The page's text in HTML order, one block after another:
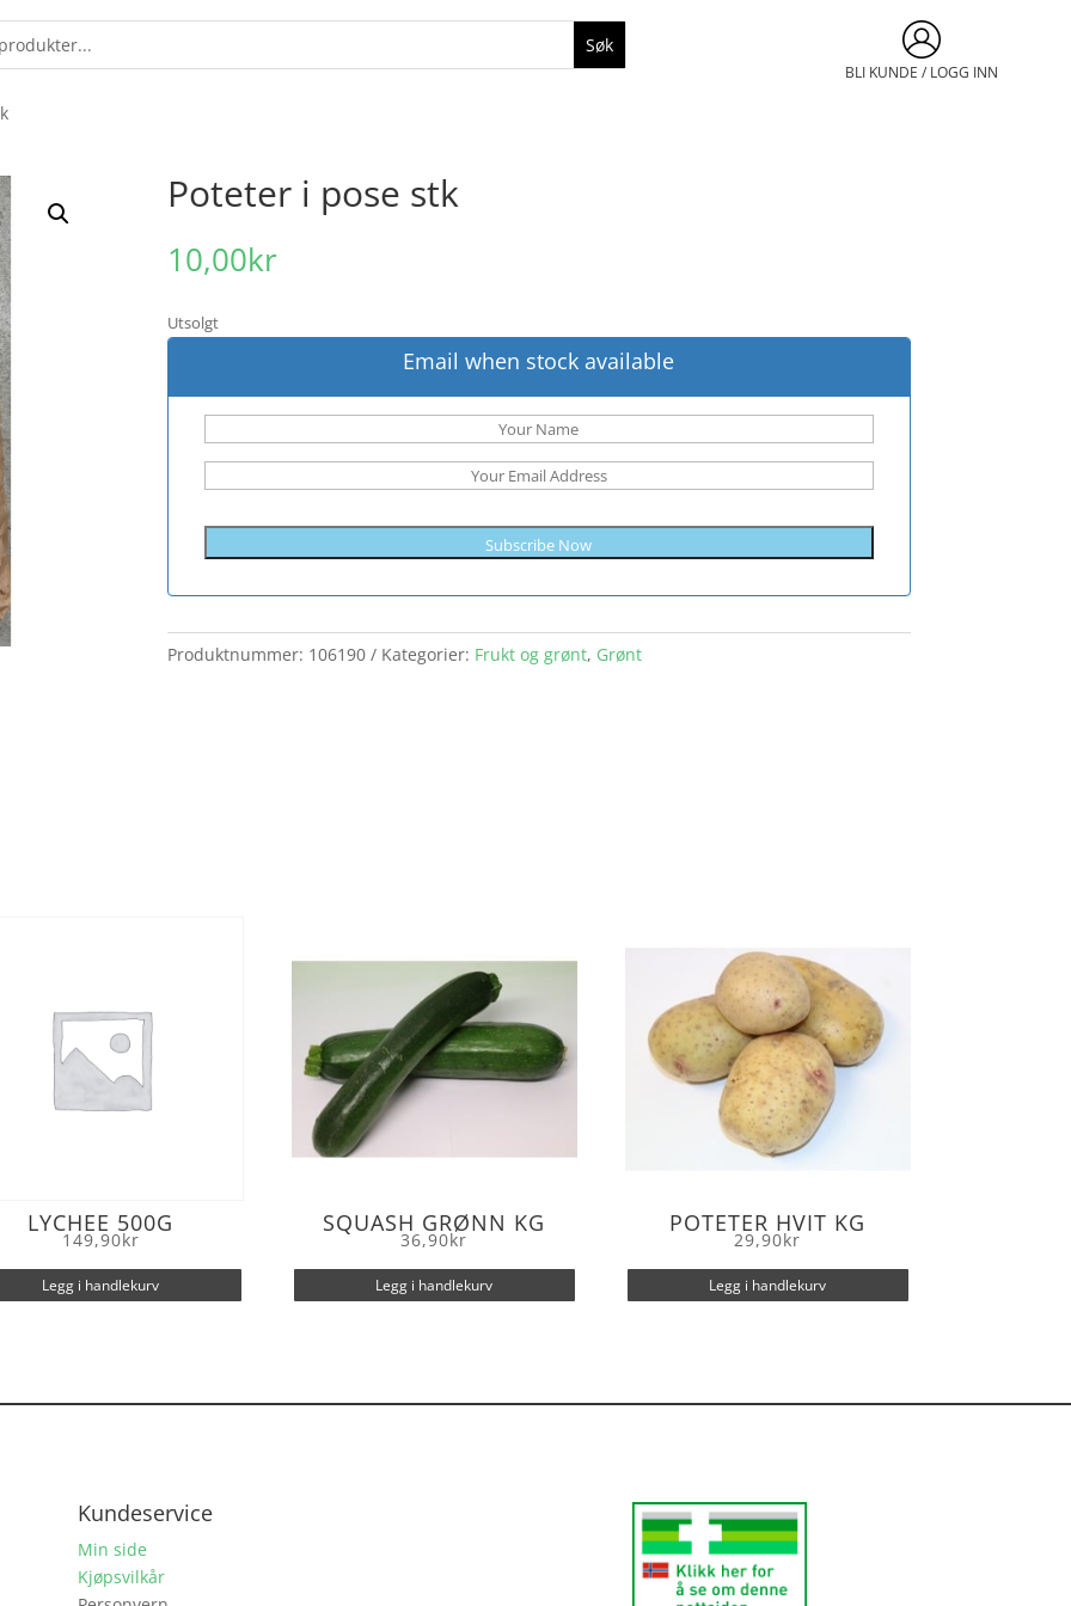
BLI KUNDE / LOGG INN
Poteter i pose stk
10,00kr
Utsolgt
Email when stock available
Subscribe Now
Produktnummer: 106190 Kategorier: Frukt og grønt, Grønt
LYCHEE 500G
149,90kr
Legg i handlekurv
SQUASH GRØNN KG
36,90kr
Legg i handlekurv
POTETER HVIT KG
29,90kr
Legg i handlekurv
Kundeservice
Min side
Kjøpsvilkår